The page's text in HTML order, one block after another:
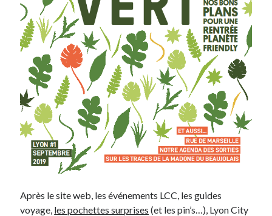
Après le site web, les événements LCC, les guides
voyage, les pochettes surprises (et les pin’s…), Lyon City